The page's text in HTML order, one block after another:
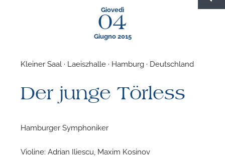
Giovedì
04
Giugno 2015
Kleiner Saal · Laeiszhalle · Hamburg · Deutschland
Der junge Törless
Hamburger Symphoniker
Violine: Adrian Iliescu, Maxim Kosinov